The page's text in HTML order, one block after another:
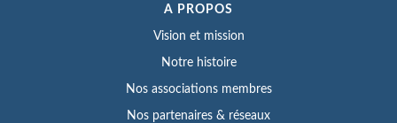
A PROPOS
Vision et mission
Notre histoire
Nos associations membres
Nos partenaires & réseaux